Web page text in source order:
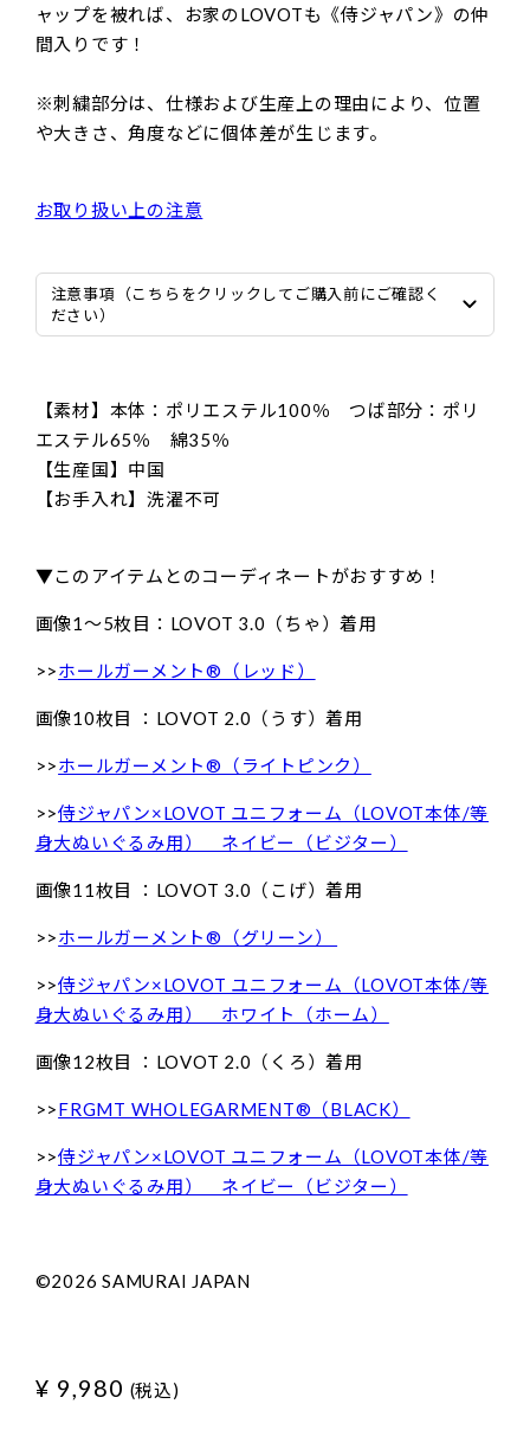
ャップを被れば、お家のLOVOTも《侍ジャパン》の仲
間入りです！
※刺繍部分は、仕様および生産上の理由により、位置
や大きさ、角度などに個体差が生じます。
お取り扱い上の注意
注意事項（こちらをクリックしてご購入前にご確認く
ださい）
【素材】本体：ポリエステル100％ つば部分：ポリ
エステル65％ 綿35％
【生産国】中国
【お手入れ】洗濯不可
▼このアイテムとのコーディネートがおすすめ！
画像1〜5枚目：LOVOT 3.0（ちゃ）着用
>>ホールガーメント®（レッド）
画像10枚目 ：LOVOT 2.0（うす）着用
>>ホールガーメント®（ライトピンク）
>>侍ジャパン×LOVOT ユニフォーム（LOVOT本体/等
身大ぬいぐるみ用） ネイビー（ビジター）
画像11枚目 ：LOVOT 3.0（こげ）着用
>>ホールガーメント®（グリーン）
>>侍ジャパン×LOVOT ユニフォーム（LOVOT本体/等
身大ぬいぐるみ用） ホワイト（ホーム）
画像12枚目 ：LOVOT 2.0（くろ）着用
>>FRGMT WHOLEGARMENT®（BLACK）
>>侍ジャパン×LOVOT ユニフォーム（LOVOT本体/等
身大ぬいぐるみ用） ネイビー（ビジター）
©2026 SAMURAI JAPAN
¥ 9,980 (税込)